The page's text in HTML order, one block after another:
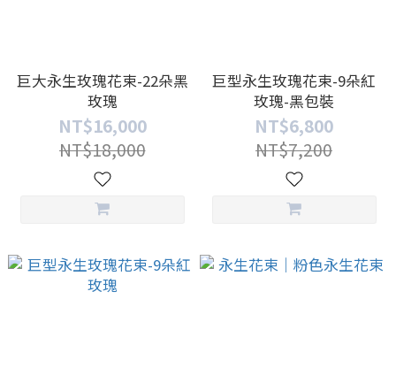
巨大永生玫瑰花束-22朵黑
玫瑰
NT$16,000
NT$18,000
巨型永生玫瑰花束-9朵紅
玫瑰-黑包裝
NT$6,800
NT$7,200